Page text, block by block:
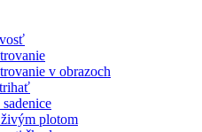
v obrazoch
živým plotom